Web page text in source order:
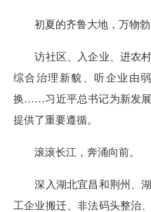
初夏的齐鲁大地，万物勃
访社区、入企业、进农村
综合治理新貌、听企业由
换……习近平总书记为新发
提供了重要遵循。
滚滚长江，奔涌向前。
深入湖北宜昌和荆州、湖
工企业搬迁、非法码头整治